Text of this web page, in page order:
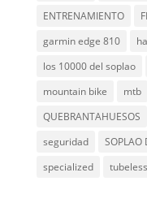
ENTRENAMIENTO
garmin edge 810
los 10000 del soplao
mountain bike
mtb
QUEBRANTAHUESOS
seguridad
SOPLAO
specialized
tubeless